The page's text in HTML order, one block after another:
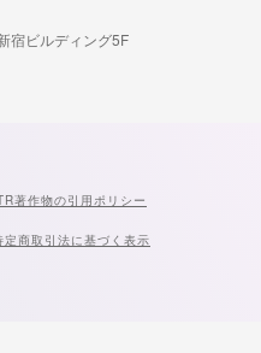
宿ビルディング5F
著作物の引用ポリシー
定商取引法に基づく表示